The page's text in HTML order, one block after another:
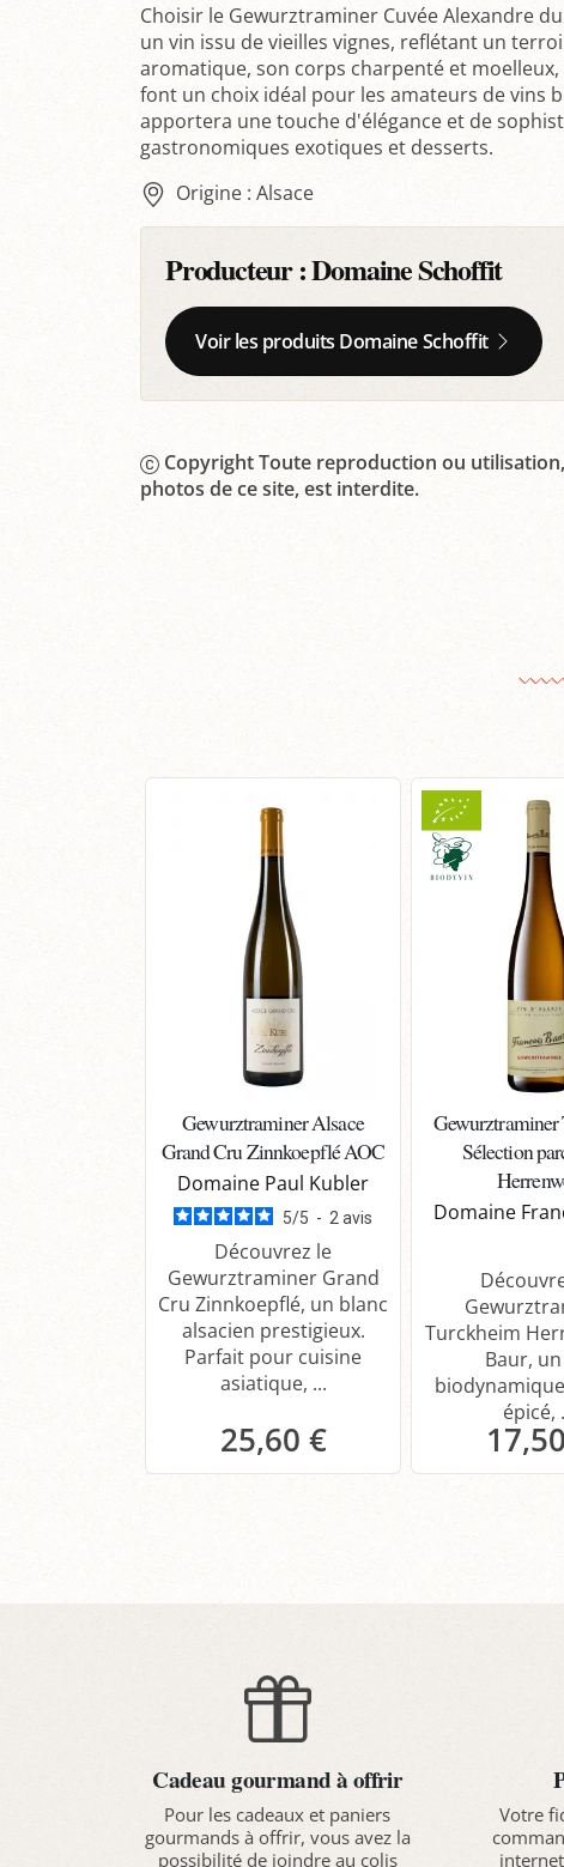
Choisir le Gewurztraminer Cuvée Alexandre du
un vin issu de vieilles vignes, reflétant un
aromatique, son corps charpenté et
font un choix idéal pour les amateurs de vins
apportera une touche d'élégance et de
gastronomiques exotiques et desserts.
Origine : Alsace
Producteur :Domaine Schoffit
Voir les produits Domaine Schoffit
Copyright Toute reproduction ou
photos de ce site, est interdite.
Gewurztraminer Alsace
Grand Cru Zinnkoepflé AOC
Domaine Paul Kubler
5/5 - 2avis
Découvrez le
Gewurztraminer Grand
Cru Zinnkoepflé, un blanc
alsacien prestigieux.
Parfait pour cuisine
asiatique, ...
25,60 €
Sélection
Domaine
Turckheim
Baur,
épicé,
Cadeau gourmand à offrir
Pour les cadeaux et paniers
gourmands à offrir, vous avez la
possibilité de joindre au colis
Votre